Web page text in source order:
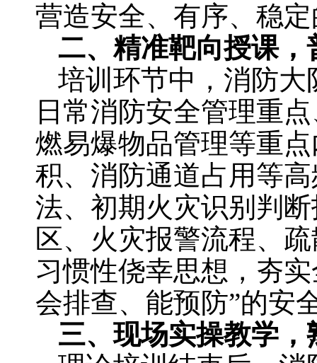
营造安全、有序、稳
二、精准靶向授课
培训环节中，消防
日常消防安全管理重
燃易爆物品管理等重
积、消防通道占用等
法、初期火灾识别判
区、火灾报警流程、
习惯性侥幸思想，夯
会排查、能预防”的安
三、现场实操教学